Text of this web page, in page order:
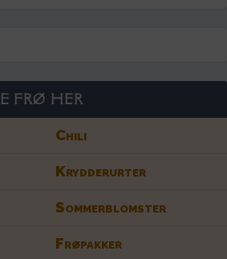
FRØ HER
Chili
Krydderurter
Sommerblomster
Frøpakker